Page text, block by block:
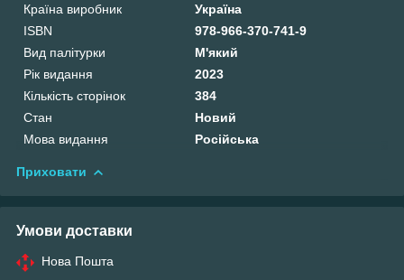
Країна виробник
Україна
ISBN
978-966-370-741-9
Вид палітурки
М'який
Рік видання
2023
Кількість сторінок
384
Стан
Новий
Мова видання
Російська
Приховати
Умови доставки
Нова Пошта